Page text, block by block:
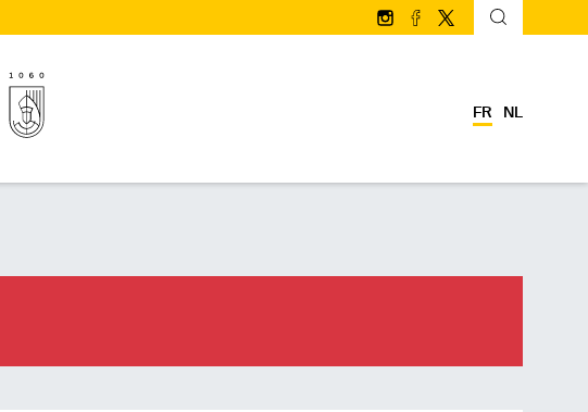
Suivez-nous sur Instagram
Suivez-nous sur
Suivez-nous sur
FR NL